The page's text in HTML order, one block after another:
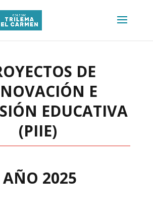
DE
E
EDUCATIVA
(PIIE)
AÑO 2025